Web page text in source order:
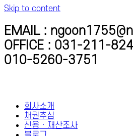
Skip to content
EMAIL :
OFFICE : 031-211-
010-5260-3751
회사소개
채권추심
신용 · 재산조사